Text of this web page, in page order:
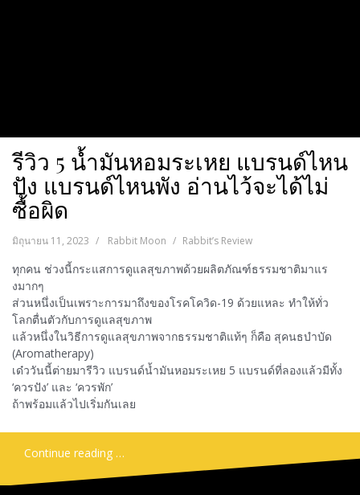
รีวิว 5 น้ำมันหอมระเหย แบรนด์ไหน
ปัง แบรนด์ไหนพัง อ่านไว้จะได้ไม่
ซื้อผิด
มิถุนายน 11, 2023 Rabbit Moon Rabbit’s Review
ทุกคน ช่วงนี้กระแสการดูแลสุขภาพด้วยผลิตภัณฑ์ธรรมชาติมาแร
งมากๆ
ส่วนหนึ่งเป็นเพราะการมาถึงของโรคโควิด-19 ด้วยแหละ ทำให้ทั่ว
โลกตื่นตัวกับการดูแลสุขภาพ
แล้วหนึ่งในวิธีการดูแลสุขภาพจากธรรมชาติแท้ๆ ก็คือ สุคนธบำบัด
(Aromatherapy)
เด๋ววันนี้ต่ายมารีวิว แบรนด์น้ำมันหอมระเหย 5 แบรนด์ที่ลองแล้วมีทั้ง
‘ควรปัง’ และ ‘ควรพัก’
ถ้าพร้อมแล้วไปเริ่มกันเลย
Continue reading …